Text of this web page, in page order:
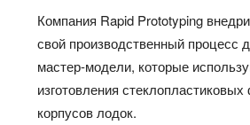
Компания Rapid Prototyping
свой производственный процесс
мастер-модели, которые
изготовления
корпусов лодок.